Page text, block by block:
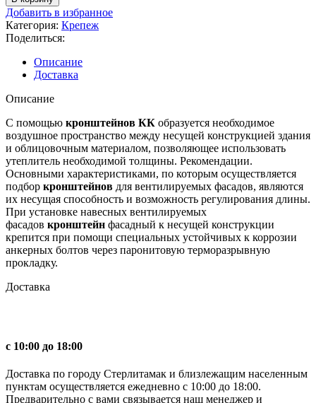
Кронштейн
КК-50
(ОЦ-01-
БЦ-1.2)
Добавить в избранное
Категория: Крепеж
Поделиться:
Описание
Доставка
Описание
С помощью кронштейнов КК образуется необходимое
воздушное пространство между несущей конструкцией здания
и облицовочным материалом, позволяющее использовать
утеплитель необходимой толщины. Рекомендации.
Основными характеристиками, по которым осуществляется
подбор кронштейнов для вентилируемых фасадов, являются
их несущая способность и возможность регулирования длины.
При установке навесных вентилируемых
фасадов кронштейн фасадный к несущей конструкции
крепится при помощи специальных устойчивых к коррозии
анкерных болтов через паронитовую терморазрывную
прокладку.
Доставка
с 10:00 до 18:00
Доставка по городу Стерлитамак и близлежащим населенным
пунктам осуществляется ежедневно с 10:00 до 18:00.
Предварительно с вами связывается наш менеджер и